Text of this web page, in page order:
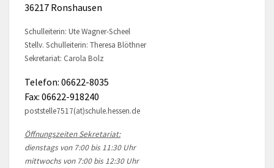
36217 Ronshausen
Schulleiterin: Ute Wagner-Scheel
Stellv. Schulleiterin: Theresa Blöthner
Sekretariat: Carola Bolz
Telefon: 06622-8035
Fax: 06622-918240
poststelle7517(at)schule.hessen.de
Öffnungszeiten Sekretariat:
dienstags von 7:00 bis 11:30 Uhr
mittwochs von 7:00 bis 12:30 Uhr